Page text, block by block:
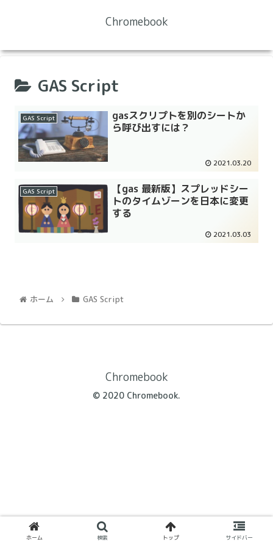
Chromebook
GAS Script
GAS Script
gasスクリプトを別のシートか
ら呼び出すには？
2021.03.20
GAS Script
【gas 最新版】スプレッドシー
トのタイムゾーンを日本に変更
する
2021.03.03
ホーム GAS Script
Chromebook
© 2020 Chromebook.
ホーム 検索 トップ サイドバー